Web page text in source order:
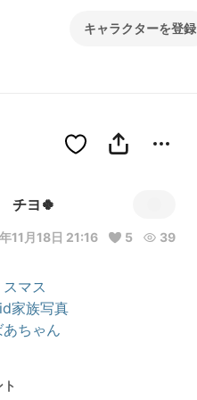
キャラクターを登録
チヨ🍀
11月18日 21:16 5 39
マス
家族写真
ちゃん